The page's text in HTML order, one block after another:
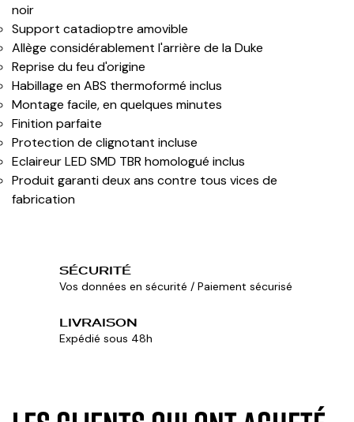
noir
Support catadioptre amovible
Allège considérablement l'arrière de la Duke
Reprise du feu d'origine
Habillage en ABS thermoformé inclus
Montage facile, en quelques minutes
Finition parfaite
Protection de clignotant incluse
Eclaireur LED SMD TBR homologué inclus
Produit garanti deux ans contre tous vices de
fabrication
SÉCURITÉ
Vos données en sécurité / Paiement sécurisé
LIVRAISON
Expédié sous 48h